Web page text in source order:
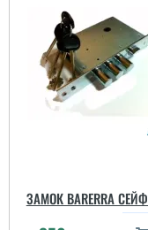
ЗАМОК BARERRA